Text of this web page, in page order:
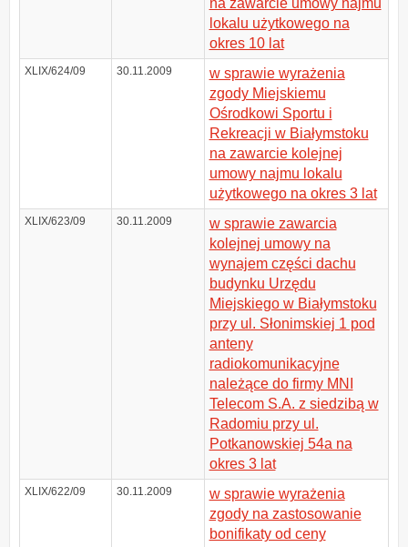
lokalu użytkowego na
okres 10 lat
XLIX/624/09 30.11.2009
w sprawie wyrażenia
zgody Miejskiemu
Ośrodkowi Sportu i
Rekreacji w Białymstoku
na zawarcie kolejnej
umowy najmu lokalu
użytkowego na okres 3 lat
XLIX/623/09 30.11.2009
w sprawie zawarcia
kolejnej umowy na
wynajem części dachu
budynku Urzędu
Miejskiego w Białymstoku
przy ul. Słonimskiej 1 pod
anteny
radiokomunikacyjne
należące do firmy MNI
Telecom S.A. z siedzibą w
Radomiu przy ul.
Potkanowskiej 54a na
okres 3 lat
XLIX/622/09 30.11.2009
w sprawie wyrażenia
zgody na zastosowanie
bonifikaty od ceny